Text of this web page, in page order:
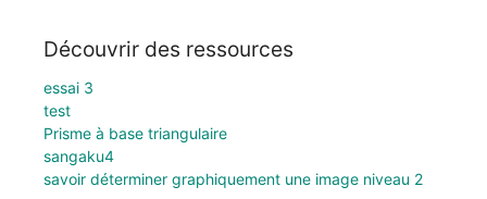
Découvrir des ressources
essai 3
test
Prisme à base triangulaire
sangaku4
savoir déterminer graphiquement une image niveau 2